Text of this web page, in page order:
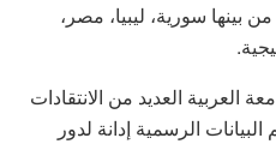
سورية، ليبيا، مصر،
العربية العديد من الانتقادات
الرسمية إدانة لدور